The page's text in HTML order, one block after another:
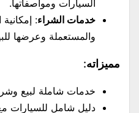
السيارات ومواصفاتها.
خدمات الشراء:
والمستعملة وعرضها
مميزاته:
خدمات شاملة لبيع
دليل شامل للسيارات